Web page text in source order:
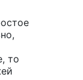
то